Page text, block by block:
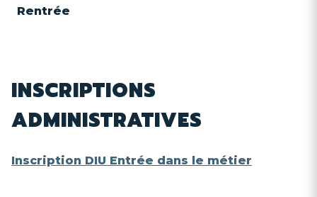
Rentrée
INSCRIPTIONS
ADMINISTRATIVES
Inscription DIU Entrée dans le métier